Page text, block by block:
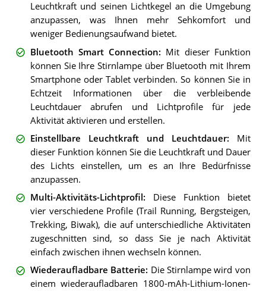
Leuchtkraft und seinen Lichtkegel an die Umgebung
anzupassen, was Ihnen mehr Sehkomfort und
weniger Bedienungsaufwand bietet.
Bluetooth Smart Connection: Mit dieser Funktion
können Sie Ihre Stirnlampe über Bluetooth mit Ihrem
Smartphone oder Tablet verbinden. So können Sie in
Echtzeit Informationen über die verbleibende
Leuchtdauer abrufen und Lichtprofile für jede
Aktivität aktivieren und erstellen.
Einstellbare Leuchtkraft und Leuchtdauer: Mit
dieser Funktion können Sie die Leuchtkraft und Dauer
des Lichts einstellen, um es an Ihre Bedürfnisse
anzupassen.
Multi-Aktivitäts-Lichtprofil: Diese Funktion bietet
vier verschiedene Profile (Trail Running, Bergsteigen,
Trekking, Biwak), die auf unterschiedliche Aktivitäten
zugeschnitten sind, so dass Sie je nach Aktivität
einfach zwischen ihnen wechseln können.
Wiederaufladbare Batterie: Die Stirnlampe wird von
einem wiederaufladbaren 1800-mAh-Lithium-Ionen-